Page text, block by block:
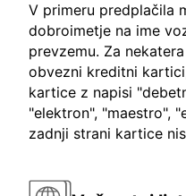
V primeru predplačila
dobroimetje na ime
prevzemu. Za
obvezni kreditni
kartice z napisi
"elektron", "maestro",
zadnji strani kartice